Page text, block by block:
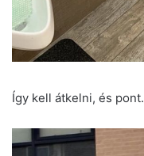
Így kell átkelni, és pont.